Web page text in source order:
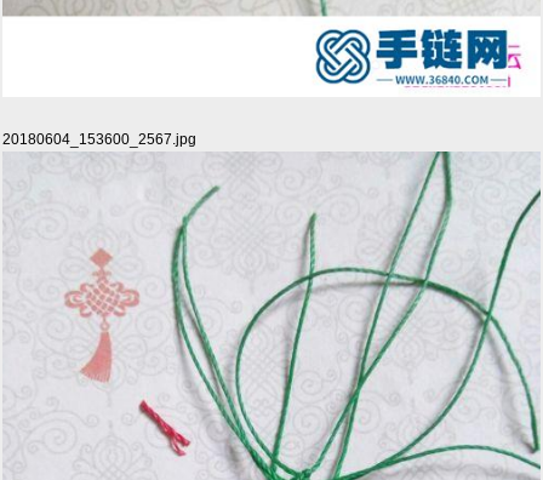
20180604_153600_2567.jpg